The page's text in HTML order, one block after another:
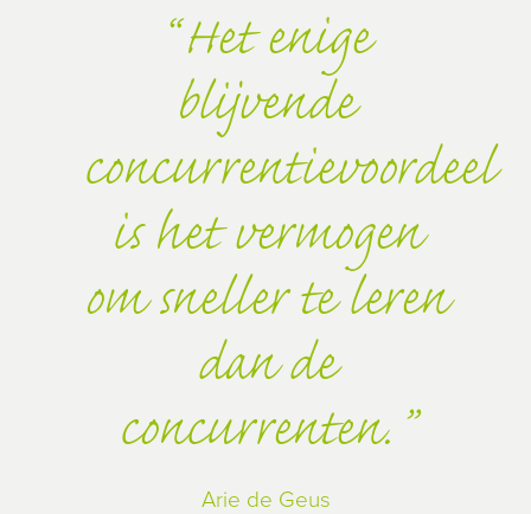
Het enige
blijvende
concurrentievoordeel
is het vermogen
om sneller te leren
dan de
concurrenten.
Arie de Geus